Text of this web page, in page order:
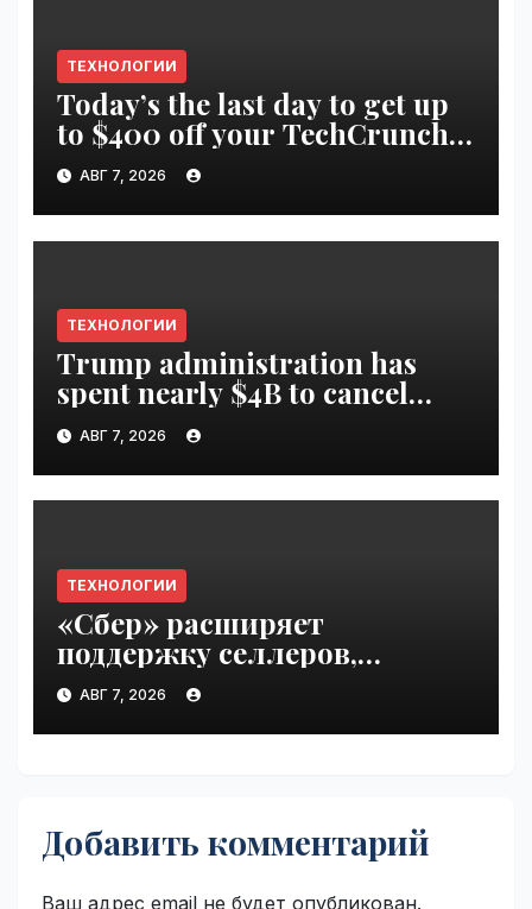
ТЕХНОЛОГИИ
Today’s the last day to get up
to $400 off your TechCrunch
Disrupt 2026 ticket |
VseTime.ru
АВГ 7, 2026
ТЕХНОЛОГИИ
Trump administration has
spent nearly $4B to cancel
offshore wind farms |
VseTime.ru
АВГ 7, 2026
ТЕХНОЛОГИИ
«Сбер» расширяет
поддержку селлеров,
пострадавших от
инцидентов на складах
Wildberries | VseTime.ru
АВГ 7, 2026
Добавить комментарий
Ваш адрес email не будет опубликован.